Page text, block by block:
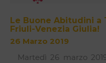
Le Buone Abitudini a
Friuli-Venezia Giulia!
26 Marzo 2019
Martedì 26 marzo